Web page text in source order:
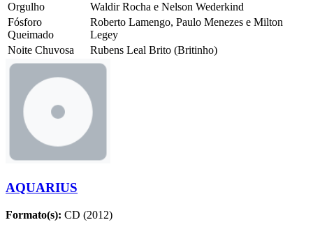
Orgulho
Waldir Rocha e Nelson Wederkind
Fósforo
Queimado
Roberto Lamengo, Paulo Menezes e Milton
Legey
Noite Chuvosa
Rubens Leal Brito (Britinho)
AQUARIUS
Formato(s): CD (2012)